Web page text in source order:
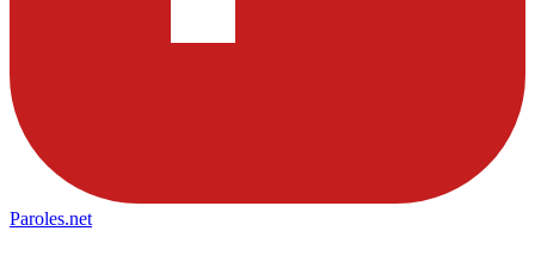
Paroles.net